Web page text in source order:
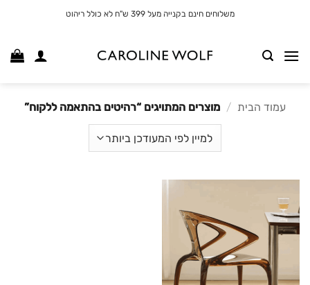
משלוחים חינם בקנייה מעל 399 ש"ח לא כולל ריהוט
עמוד הבית / מוצרים המתויגים “רהיטים בהתאמה ללקוח”